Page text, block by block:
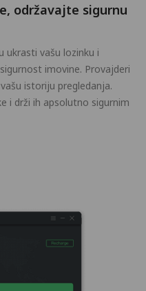
održavajte sigurnu
ukrasti vašu lozinku i
imovine. Provajderi
istoriju pregledanja.
i drži ih apsolutno sigurnim